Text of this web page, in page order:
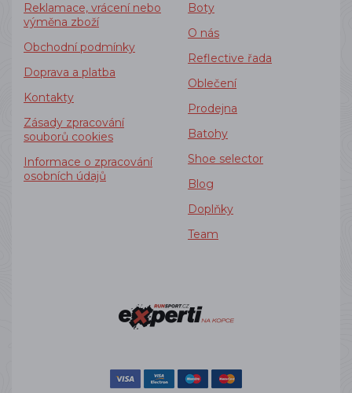
Reklamace, vrácení nebo
výměna zboží
Obchodní podmínky
Doprava a platba
Kontakty
Zásady zpracování
souborů cookies
Informace o zpracování
osobních údajů
Boty
O nás
Reflective řada
Oblečení
Prodejna
Batohy
Shoe selector
Blog
Doplňky
Team